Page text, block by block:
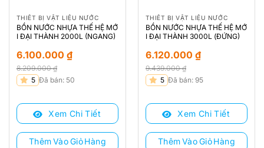
THIẾT BỊ VẬT LIỆU NƯỚC
BỒN NƯỚC NHỰA THẾ HỆ MỚ
I ĐẠI THÀNH 2000L (NGANG)
8.209.000₫
Giá
là:
8.209.000 ₫.
6.100.000 ₫
Giá
tại
6.100.000 ₫.
5 Đã bán: 50
Xem Chi Tiết
Thêm Vào Giỏ Hàng
THIẾT BỊ VẬT LIỆU NƯỚC
BỒN NƯỚC NHỰA THẾ HỆ MỚ
I ĐẠI THÀNH 3000L (ĐỨNG)
9.439.000₫
Giá
là:
9.439.000 ₫.
6.120.000 ₫
Giá
tại
6.120.000 ₫.
5 Đã bán: 95
Xem Chi Tiết
Thêm Vào Giỏ Hàng